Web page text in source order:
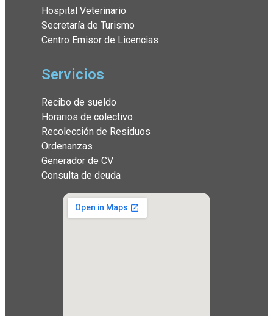
Hospital Veterinario
Secretaría de Turismo
Centro Emisor de Licencias
Servicios
Recibo de sueldo
Horarios de colectivo
Recolección de Residuos
Ordenanzas
Generador de CV
Consulta de deuda